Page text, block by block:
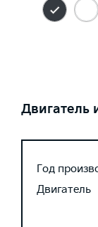
Двигатель
Год
Двигатель